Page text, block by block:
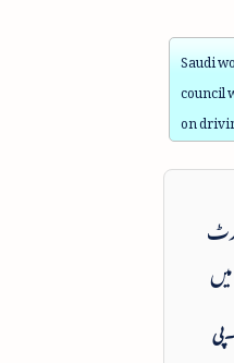
Saudi
council
on